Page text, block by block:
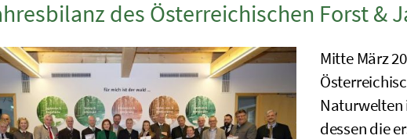
des Österreichischen Forst &
Mitte März
Naturwelten
dessen die